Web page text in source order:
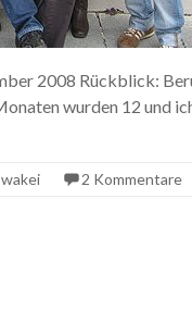
2008 Rückblick:
wurden 12 und
2 Kommentare